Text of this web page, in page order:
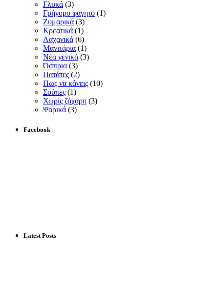
Γλυκά (3)
Γρήγορο φαγητό (1)
Ζυμαρικά (3)
Κρεατικά (1)
Λαχανικά (6)
Μανιτάρια (1)
Νέα γενικά (3)
Όσπρια (3)
Πατάτες (2)
Πως να κάνεις (10)
Σούπες (1)
Χωρίς ζάχαρη (3)
Ψαρικά (3)
Facebook
Latest Posts